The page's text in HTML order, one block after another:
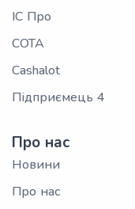
ІС Про
СОТА
Cashalot
Підприємець 4
Про нас
Новини
Про нас